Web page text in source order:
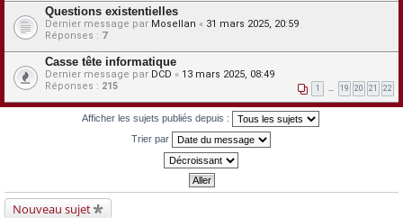
Questions existentielles
Dernier message par Mosellan « 31 mars 2025, 20:59
Réponses : 7
Casse tête informatique
Dernier message par DCD « 13 mars 2025, 08:49
Réponses : 215 1 … 19 20 21 22
Afficher les sujets publiés depuis :
Trier par
Nouveau sujet